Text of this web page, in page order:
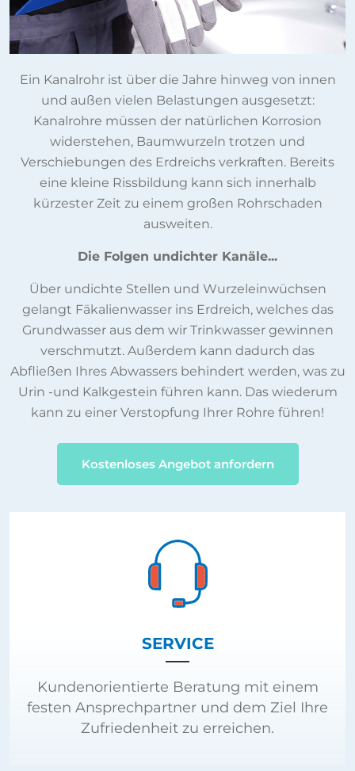
Ein Kanalrohr ist über die Jahre hinweg von innen
und außen vielen Belastungen ausgesetzt:
Kanalrohre müssen der natürlichen Korrosion
widerstehen, Baumwurzeln trotzen und
Verschiebungen des Erdreichs verkraften. Bereits
eine kleine Rissbildung kann sich innerhalb
kürzester Zeit zu einem großen Rohrschaden
ausweiten.
Die Folgen undichter Kanäle...
Über undichte Stellen und Wurzeleinwüchsen
gelangt Fäkalienwasser ins Erdreich, welches das
Grundwasser aus dem wir Trinkwasser gewinnen
verschmutzt. Außerdem kann dadurch das
Abfließen Ihres Abwassers behindert werden, was zu
Urin -und Kalkgestein führen kann. Das wiederum
kann zu einer Verstopfung Ihrer Rohre führen!
Kostenloses Angebot anfordern
SERVICE
Kundenorientierte Beratung mit einem
festen Ansprechpartner und dem Ziel Ihre
Zufriedenheit zu erreichen.